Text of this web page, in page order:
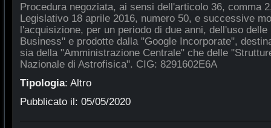
Procedura negoziata, ai sensi dell'articolo 36, comma
Legislativo 18 aprile 2016, numero 50, e successive
l'acquisizione, per un periodo di due anni, dell'uso
Business" e prodotte dalla "Google Incorporate",
sia della "Amministrazione Centrale" che delle
Nazionale di Astrofisica". CIG: 8291602E6A
Tipologia: Altro
Pubblicato il: 05/05/2020